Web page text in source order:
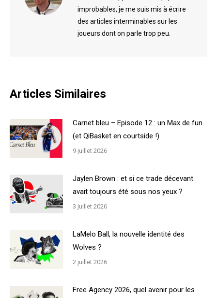
improbables, je me suis mis à écrire
des articles interminables sur les
joueurs dont on parle trop peu.
Articles Similaires
Carnet bleu – Episode 12 : un Max de fun
(et QiBasket en courtside !)
9 juillet 2026
Jaylen Brown : et si ce trade décevant
avait toujours été sous nos yeux ?
3 juillet 2026
LaMelo Ball, la nouvelle identité des
Wolves ?
2 juillet 2026
Free Agency 2026, quel avenir pour les